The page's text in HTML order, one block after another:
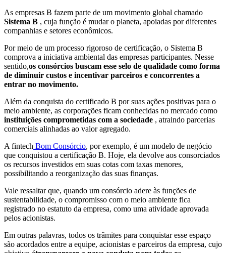
As empresas B fazem parte de um movimento global chamado
Sistema B , cuja função é mudar o planeta, apoiadas por diferentes
companhias e setores econômicos.
Por meio de um processo rigoroso de certificação, o Sistema B
comprova a iniciativa ambiental das empresas participantes. Nesse
sentido,os consórcios buscam esse selo de qualidade como forma
de diminuir custos e incentivar parceiros e concorrentes a
entrar no movimento.
Além da conquista do certificado B por suas ações positivas para o
meio ambiente, as corporações ficam conhecidas no mercado como
instituições comprometidas com a sociedade , atraindo parcerias
comerciais alinhadas ao valor agregado.
A fintech Bom Consórcio, por exemplo, é um modelo de negócio
que conquistou a certificação B. Hoje, ela devolve aos consorciados
os recursos investidos em suas cotas com taxas menores,
possibilitando a reorganização das suas finanças.
Vale ressaltar que, quando um consórcio adere às funções de
sustentabilidade, o compromisso com o meio ambiente fica
registrado no estatuto da empresa, como uma atividade aprovada
pelos acionistas.
Em outras palavras, todos os trâmites para conquistar esse espaço
são acordados entre a equipe, acionistas e parceiros da empresa, cujo